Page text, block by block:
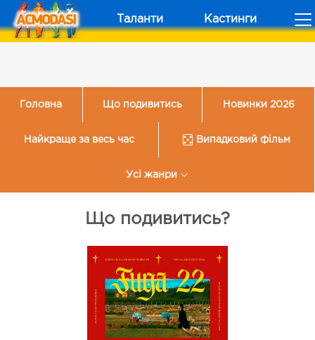
Таланти Кастинги
Головна Що подивитись Новинки 2026
Найкраще за весь час Випадковий фільм
Усі жанри
Що подивитись?